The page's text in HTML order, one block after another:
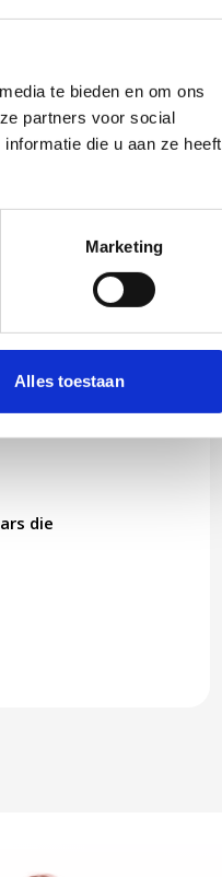
te bieden en om ons
partners voor social
die u aan ze heeft
Marketing
Alles toestaan
zij de vraag
die